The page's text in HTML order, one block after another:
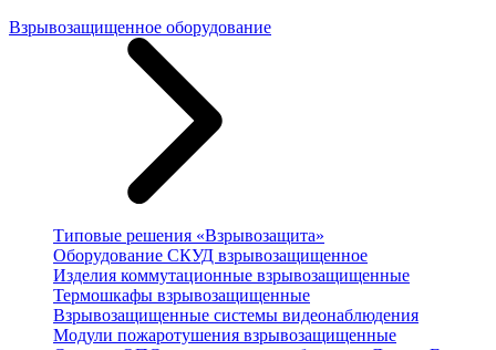
Взрывозащищенное оборудование
Типовые решения «Взрывозащита»
Оборудование СКУД взрывозащищенное
Изделия коммутационные взрывозащищенные
Термошкафы взрывозащищенные
Взрывозащищенные системы видеонаблюдения
Модули пожаротушения взрывозащищенные